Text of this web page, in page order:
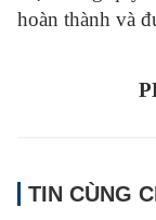
hoàn thành và
TIN CÙNG